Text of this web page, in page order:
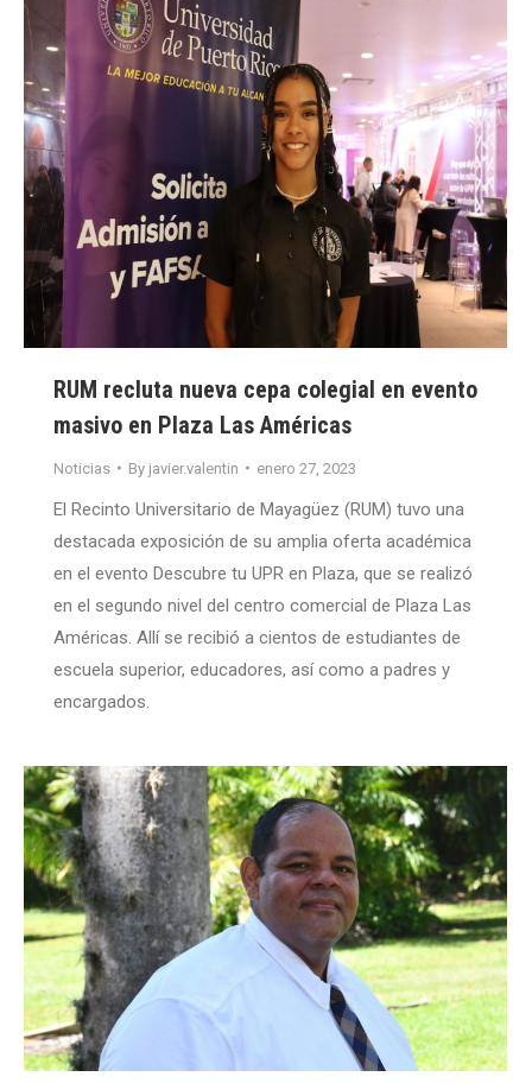
RUM recluta nueva cepa colegial en evento
masivo en Plaza Las Américas
Noticias By javier.valentin enero 27, 2023
El Recinto Universitario de Mayagüez (RUM) tuvo una
destacada exposición de su amplia oferta académica
en el evento Descubre tu UPR en Plaza, que se realizó
en el segundo nivel del centro comercial de Plaza Las
Américas. Allí se recibió a cientos de estudiantes de
escuela superior, educadores, así como a padres y
encargados.